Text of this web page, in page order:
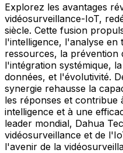
Explorez les avantages
vidéosurveillance-IoT,
siècle. Cette fusion
l'intelligence, l'analyse en
ressources, la prévention
l'intégration systémique,
données, et l'évolutivité.
synergie rehausse la
les réponses et
intelligence et à une
leader mondial, Dahua
vidéosurveillance et de
l'avenir de la